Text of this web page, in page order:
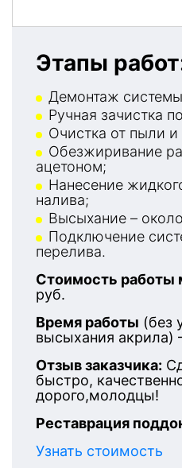
Этапы
Демонтаж
Ручная зачистка
Очистка от пыли и
Обезжиривание
ацетоном;
Нанесение
налива;
Высыхание –
Подключение
перелива.
Стоимость работы
руб.
Время работы (без
высыхания акрила)
Отзыв заказчика:
быстро,
дорого,молодцы!
Реставрация
Узнать стоимость